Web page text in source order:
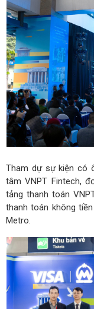
Tham dự sự kiện có
tâm VNPT Fintech,
tảng thanh toán
thanh toán không
Metro.